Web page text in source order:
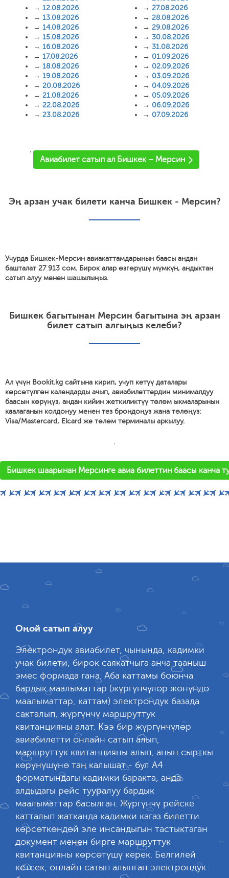
→ 12.08.2026
→ 13.08.2026
→ 14.08.2026
→ 15.08.2026
→ 16.08.2026
→ 17.08.2026
→ 18.08.2026
→ 19.08.2026
→ 20.08.2026
→ 21.08.2026
→ 22.08.2026
→ 23.08.2026
→ 27.08.2026
→ 28.08.2026
→ 29.08.2026
→ 30.08.2026
→ 31.08.2026
→ 01.09.2026
→ 02.09.2026
→ 03.09.2026
→ 04.09.2026
→ 05.09.2026
→ 06.09.2026
→ 07.09.2026
'
Авиабилет сатып ал Бишкек – Мерсин
Эң арзан учак билети канча Бишкек - Мерсин?
Учурда Бишкек-Мерсин авиакаттамдарынын баасы андан
башталат 27 913 сом. Бирок алар өзгөрүшү мүмкүн, андыктан
сатып алуу менен шашылыңыз.
Бишкек багытынан Мерсин багытына эң арзан
билет сатып алгыңыз келеби?
Ал үчүн Bookit.kg сайтына кирип, учуп кетүү даталары
көрсөтүлгөн календарды ачып, авиабилеттердин минималдуу
баасын көрүңүз, андан кийин жеткиликтүү төлөм ыкмаларынын
каалаганын колдонуу менен тез брондоңуз жана төлөңүз:
Visa/Mastercard, Elcard же төлөм терминалы аркылуу.
'
Бишкек шаарынан Мерсинге авиа билеттин баасы канча
Оңой сатып алуу
Электрондук авиабилет, чынында, кадимки
учак билети, бирок саякатчыга анча тааныш
эмес формада гана. Аба каттамы боюнча
бардык маалыматтар (жүргүнчүлөр жөнүндө
маалыматтар, каттам) электрондук базада
сакталып, жүргүнчү маршруттук
квитанцияны алат. Кээ бир жүргүнчүлөр
авиабилетти онлайн сатып алып,
маршруттук квитанцияны алып, анын сырткы
көрүнүшүнө таң калышат - бул А4
форматындагы кадимки баракта, анда
алдыдагы рейс тууралуу бардык
маалыматтар басылган. Жүргүнчү рейске
катталып жатканда кадимки кагаз билетти
көрсөткөндөй эле инсандыгын тастыктаган
документ менен бирге маршруттук
квитанцияны көрсөтүшү керек. Белгилей
кетсек, онлайн сатып алынган электрондук